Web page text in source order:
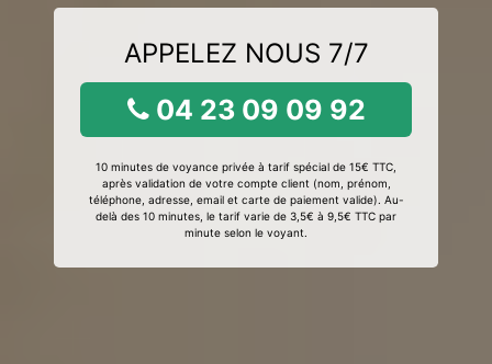
APPELEZ NOUS 7/7
04 23 09 09 92
10 minutes de voyance privée à tarif spécial de 15€ TTC,
après validation de votre compte client (nom, prénom,
téléphone, adresse, email et carte de paiement valide). Au-
delà des 10 minutes, le tarif varie de 3,5€ à 9,5€ TTC par
minute selon le voyant.